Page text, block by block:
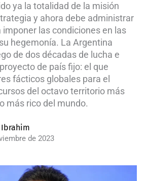
ya la totalidad de la misión
y ahora debe administrar
imponer las condiciones en las
hegemonía. La Argentina
de dos décadas de lucha e
de país fijo: el que
fácticos globales para el
del octavo territorio más
más rico del mundo.
de 2023